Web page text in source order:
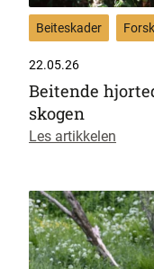
Beiteskader
22.05.26
Beitende
skogen
Les artikkelen